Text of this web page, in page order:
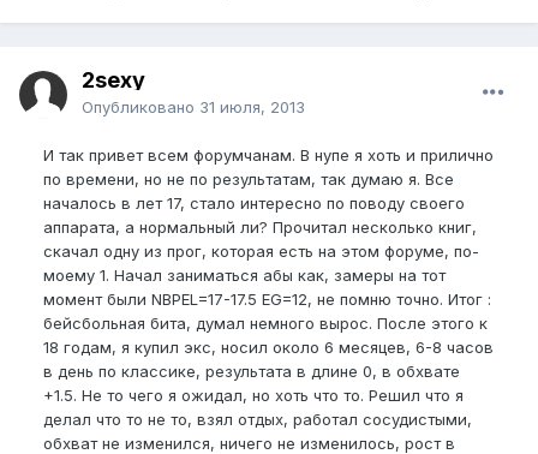
2sexy
Опубликовано 31 июля, 2013
И так привет всем форумчанам. В нупе я хоть и прилично
по времени, но не по результатам, так думаю я. Все
началось в лет 17, стало интересно по поводу своего
аппарата, а нормальный ли? Прочитал несколько книг,
скачал одну из прог, которая есть на этом форуме, по-
моему 1. Начал заниматься абы как, замеры на тот
момент были NBPEL=17-17.5 EG=12, не помню точно. Итог :
бейсбольная бита, думал немного вырос. После этого к
18 годам, я купил экс, носил около 6 месяцев, 6-8 часов
в день по классике, результата в длине 0, в обхвате
+1.5. Не то чего я ожидал, но хоть что то. Решил что я
делал что то не то, взял отдых, работал сосудистыми,
обхват не изменился, ничего не изменилось, рост в